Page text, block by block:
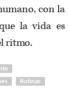
con la
la vida es
ritmo.
Rutinas